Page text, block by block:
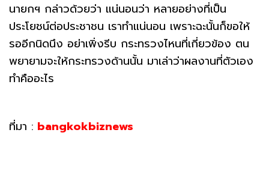
นายกฯ กล่าวด้วยว่า แน่นอนว่า หลายอย่างที่เป็น
ประโยชน์ต่อประชาชน เราทำแน่นอน เพราะฉะนั้นก็ขอให้
รออีกนิดนึง อย่าเพิ่งรีบ กระทรวงไหนที่เกี่ยวข้อง ตน
พยายามจะให้กระทรวงด้านนั้น มาเล่าว่าผลงานที่ตัวเอง
ทำคืออะไร
ที่มา : bangkokbiznews